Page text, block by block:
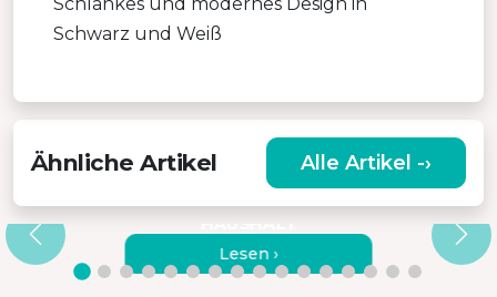
Schwarz und Weiß
Ähnliche Artikel Alle Artikel -›
ÄUSSERST TRAGBARER S
TAUBSAUGER FÜR AUTO UND H
AUSHALT
Lesen ›